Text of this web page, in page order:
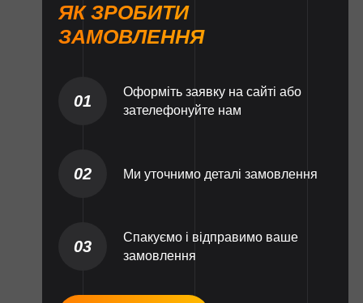
ЯК ЗРОБИТИ
ЗАМОВЛЕННЯ
01
Оформіть заявку на сайті або
зателефонуйте нам
02 Ми уточнимо деталі замовлення
03
Спакуємо і відправимо ваше
замовлення